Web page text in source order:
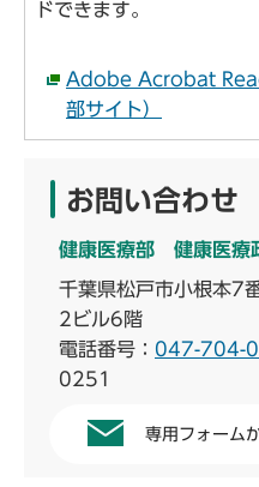
ドできます。
Adobe Acrobat
部サイト）
お問い合わせ
健康医療部 健康医療
千葉県松戸市小根本7
2ビル6階
電話番号： 047-704-
0251
専用フォーム